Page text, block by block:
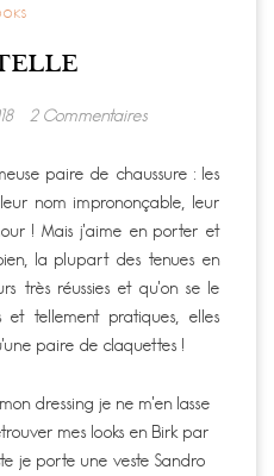
2 Commentaires
paire de chaussure : les
nom imprononçable, leur
! Mais j’aime en porter et
la plupart des tenues en
très réussies et qu’on se le
et tellement pratiques, elles
paire de claquettes !
dressing je ne m’en lasse
mes looks en Birk par
je porte une veste Sandro